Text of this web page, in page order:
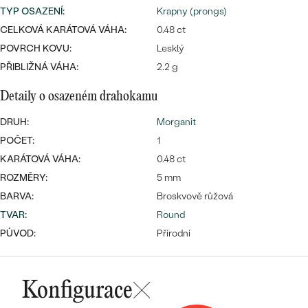
Wave kolekce
PROHLÉDNOUT
PODLE TVARU KAMENE
NA MÍRU
DIAMANTY
PROHLÉDNOUT
Personalizované
přívěsky
OBJEVIT
Nejprodávanější
prsteny
PROHLÉDNOUT
TYP OSAZENÍ:
Krapny (prongs)
CELKOVÁ KARÁTOVÁ VÁHA:
0.48 ct
POVRCH KOVU:
Lesklý
PŘIBLIŽNÁ VÁHA:
2.2 g
Detaily o osazeném drahokamu
DRUH:
Morganit
POČET:
1
KARÁTOVÁ VÁHA:
0.48 ct
ROZMĚRY:
5 mm
BARVA:
Broskvově růžová
TVAR:
Round
PŮVOD:
Přírodní
Konfigurace